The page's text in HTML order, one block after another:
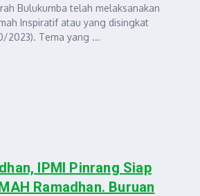
Bulukumba telah melaksanakan
Inspiratif atau yang disingkat
2023). Tema yang ...
IPMI Pinrang Siap
Ramadhan. Buruan